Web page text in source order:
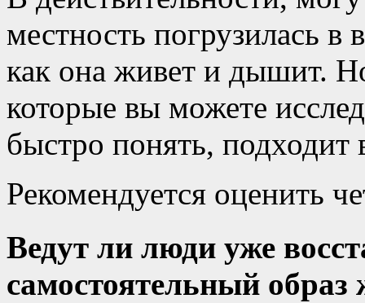
местность погрузилась
как она живет и дышит.
которые вы можете
быстро понять, подходит
Рекомендуется оценить
Ведут ли люди уже
самостоятельный образ